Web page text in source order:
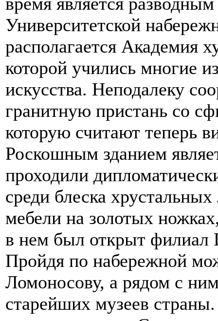
Университетской
располагается Академия
которой учились многие
искусства. Неподалеку
гранитную пристань со
которую считают теперь
Роскошным зданием
проходили
среди блеска
мебели на золотых
в нем был открыт филиал
Пройдя по набережной
Ломоносову, а рядом с
старейших музеев